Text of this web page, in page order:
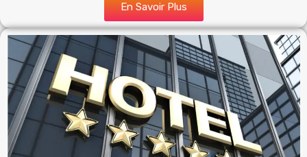
En Savoir Plus